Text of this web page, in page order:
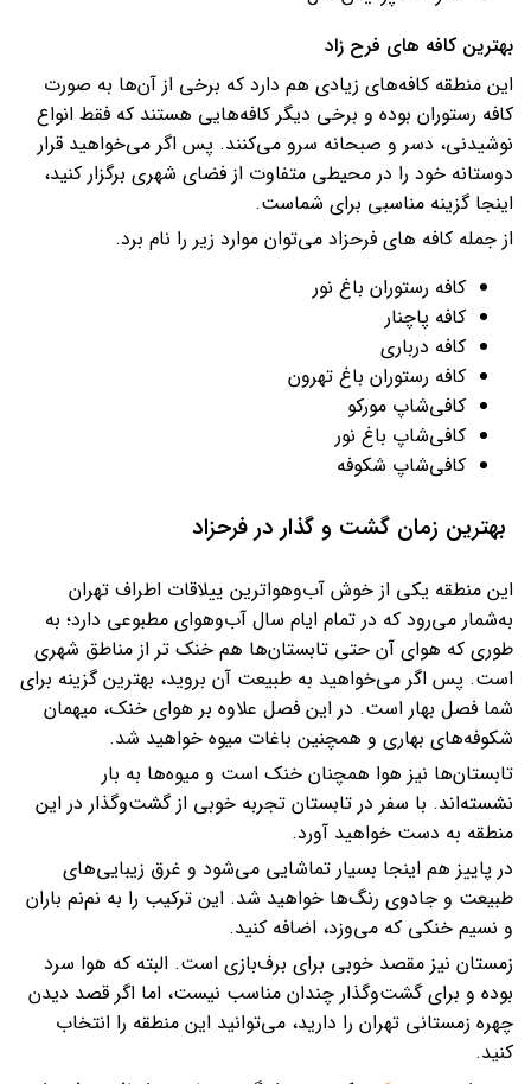
بهترین کافه های فرح زاد
این منطقه کافه‌های زیادی هم دارد که برخی از آن‌ها به ‌صورت
کافه رستوران بوده و برخی دیگر کافه‌هایی هستند که فقط انواع
نوشیدنی، دسر و صبحانه سرو می‌کنند. پس اگر می‌خواهید قرار
دوستانه خود را در محیطی متفاوت از فضای شهری برگزار کنید،
اینجا گزینه مناسبی برای شماست.
از جمله کافه های فرحزاد می‌توان موارد زیر را نام برد.
کافه رستوران باغ نور
کافه پاچنار
کافه درباری
کافه رستوران باغ تهرون
کافی‌شاپ مورکو
کافی‌شاپ باغ نور
کافی‌شاپ شکوفه
بهترین زمان گشت و گذار در فرحزاد
این منطقه یکی از خوش آب‌وهواترین ییلاقات اطراف تهران
به‌شمار می‌رود که در تمام ایام سال آب‌وهوای مطبوعی دارد؛ به‌
طوری که هوای آن حتی تابستان‌ها هم خنک تر از مناطق شهری
است. پس اگر می‌خواهید به طبیعت آن بروید، بهترین گزینه برای
شما فصل بهار است. در این فصل علاوه‌ بر هوای خنک، میهمان
شکوفه‌های بهاری و همچنین باغات میوه خواهید شد.
تابستان‌ها نیز هوا همچنان خنک است و میوه‌ها به بار
نشسته‌اند. با سفر در تابستان تجربه خوبی از گشت‌وگذار در این
منطقه به دست خواهید آورد.
در پاییز هم اینجا بسیار تماشایی می‌شود و غرق زیبایی‌های
طبیعت و جادوی رنگ‌ها خواهید شد. این ترکیب را به نم‌نم باران
و نسیم خنکی که می‌وزد، اضافه کنید.
زمستان نیز مقصد خوبی برای برف‌بازی است. البته که هوا سرد
بوده و برای گشت‌وگذار چندان مناسب نیست، اما اگر قصد دیدن
چهره زمستانی تهران را دارید، می‌توانید این منطقه را انتخاب
کنید.